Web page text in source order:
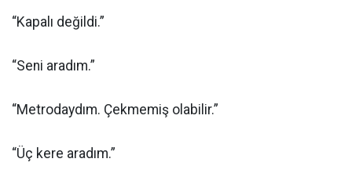
“Kapalı değildi.”
“Seni aradım.”
“Metrodaydım. Çekmemiş olabilir.”
“Üç kere aradım.”